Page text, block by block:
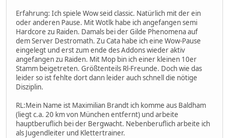
Erfahrung: Ich spiele Wow seid classic. Natürlich mit der ein
oder anderen Pause. Mit Wotlk habe ich angefangen semi
Hardcore zu Raiden. Damals bei der Gilde Phenomena auf
dem Server Destromath. Zu Cata habe ich eine Wow-Pause
eingelegt und erst zum ende des Addons wieder aktiv
angefangen zu Raiden. Mit Mop bin ich einer kleinen 10er
Stamm beigetreten. Größtenteils Rl-Freunde. Doch wie das
leider so ist fehlte dort dann leider auch schnell die nötige
Disziplin.
RL:Mein Name ist Maximilian Brandt ich komme aus Baldham
(liegt c.a. 20 km von München entfernt) und arbeite
hauptberuflich bei der Bergwacht. Nebenberuflich arbeite ich
als Jugendleiter und Klettertrainer.